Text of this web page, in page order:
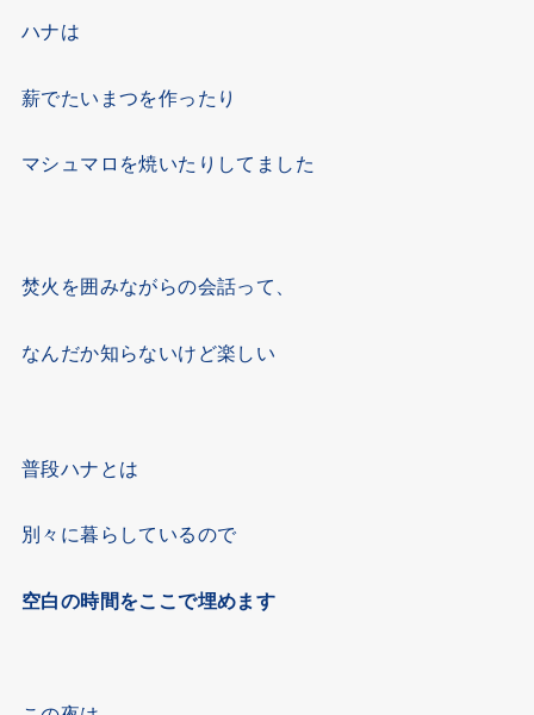
ハナは
薪でたいまつを作ったり
マシュマロを焼いたりしてました
焚火を囲みながらの会話って、
なんだか知らないけど楽しい
普段ハナとは
別々に暮らしているので
空白の時間をここで埋めます